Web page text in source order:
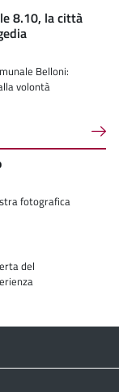
8.10, la città
Belloni:
volontà
fotografica
del